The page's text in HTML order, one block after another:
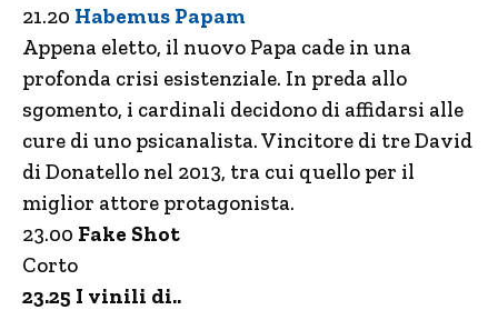
21.20 Habemus Papam
Appena eletto, il nuovo Papa cade in una
profonda crisi esistenziale. In preda allo
sgomento, i cardinali decidono di affidarsi alle
cure di uno psicanalista. Vincitore di tre David
di Donatello nel 2013, tra cui quello per il
miglior attore protagonista.
23.00 Fake Shot
Corto
23.25 I vinili di..